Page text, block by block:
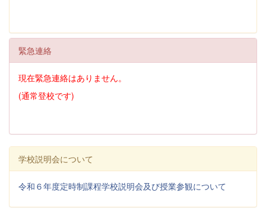
緊急連絡
現在緊急連絡はありません。
(通常登校です)
学校説明会について
令和６年度定時制課程学校説明会及び授業参観について